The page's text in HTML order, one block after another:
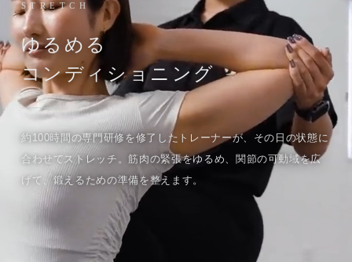
STRETCH
ゆるめる
コンディショニング
約100時間の専門研修を修了したトレーナーが、その日の状態に
合わせてストレッチ。筋肉の緊張をゆるめ、関節の可動域を広
げて、鍛えるための準備を整えます。